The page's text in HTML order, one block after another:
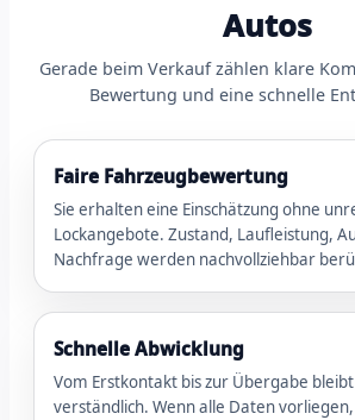
Autos
Gerade beim Verkauf zählen klare
Bewertung und eine schnelle
Faire Fahrzeugbewertung
Sie erhalten eine Einschätzung ohne
Lockangebote. Zustand, Laufleistung,
Nachfrage werden nachvollziehbar
Schnelle Abwicklung
Vom Erstkontakt bis zur Übergabe
verständlich. Wenn alle Daten